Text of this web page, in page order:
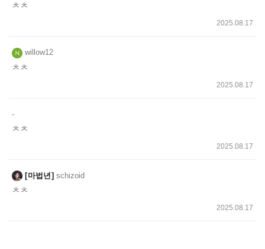
ㅊㅊ
2025.08.17
willow12
ㅊㅊ
2025.08.17
-
ㅊㅊ
2025.08.17
마법년 schizoid
ㅊㅊ
2025.08.17